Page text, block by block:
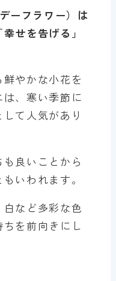
ーフラワー）は
幸せを告げる 」
やかな小花を
、寒い季節に
て人気があり
良いことから
いわれます。
など多彩な色
を前向きにし